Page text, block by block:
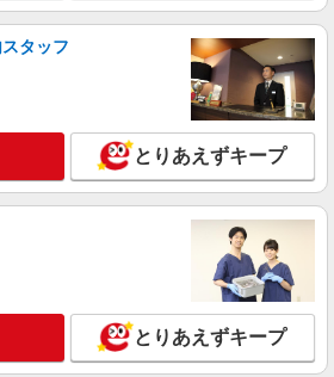
タッフ
とりあえずキープ
とりあえずキープ